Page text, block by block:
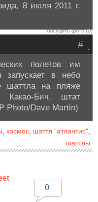
8 июля 2011 г.
обсудить фото (0)
.
#
полетов им
в небо
шаттла на пляже
Какао-Бич, штат
Photo/Dave Martin)
космос, шаттл "атлантис",
шаттлы
0